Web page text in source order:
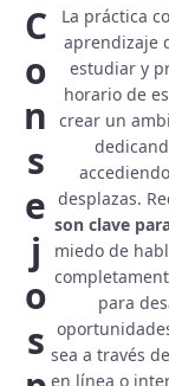
C
o
n
s
e
j
o
s
La práctica
aprendizaje
estudiar y
horario de
crear un
desplazas.
son clave
miedo de
para
sea a través
en línea o